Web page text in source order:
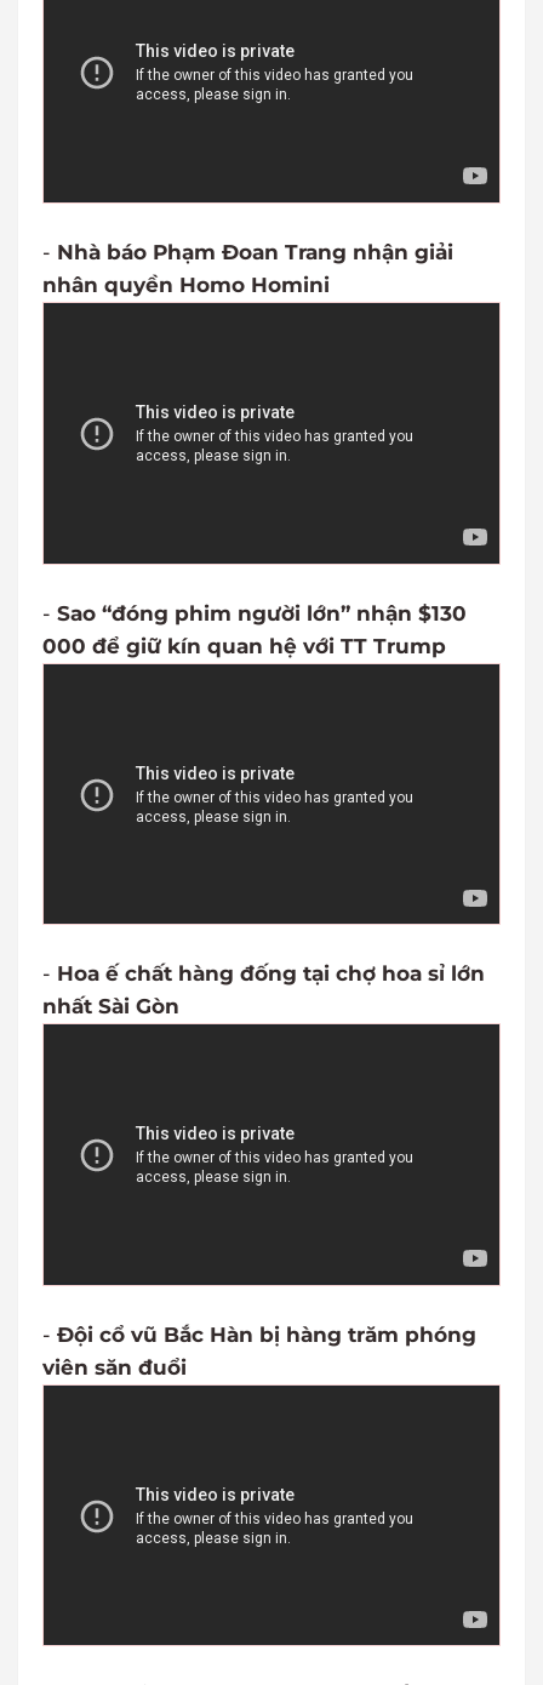
- Nhà báo Phạm Đoan Trang nhận giải
nhân quyền Homo Homini
- Sao “đóng phim người lớn” nhận $130
000 để giữ kín quan hệ với TT Trump
- Hoa ế chất hàng đống tại chợ hoa sỉ lớn
nhất Sài Gòn
- Đội cổ vũ Bắc Hàn bị hàng trăm phóng
viên săn đuổi